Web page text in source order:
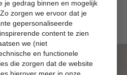
Resort